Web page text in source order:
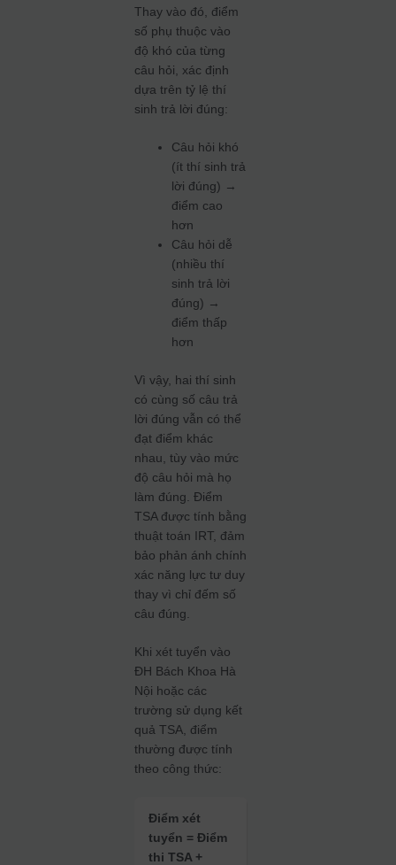
Thay vào đó, điểm
số phụ thuộc vào
độ khó của từng
câu hỏi, xác định
dựa trên tỷ lệ thí
sinh trả lời đúng:
Câu hỏi khó
(ít thí sinh trả
lời đúng) →
điểm cao
hơn
Câu hỏi dễ
(nhiều thí
sinh trả lời
đúng) →
điểm thấp
hơn
Vì vậy, hai thí sinh
có cùng số câu trả
lời đúng vẫn có thể
đạt điểm khác
nhau, tùy vào mức
độ câu hỏi mà họ
làm đúng. Điểm
TSA được tính bằng
thuật toán IRT, đảm
bảo phản ánh chính
xác năng lực tư duy
thay vì chỉ đếm số
câu đúng.
Khi xét tuyển vào
ĐH Bách Khoa Hà
Nội hoặc các
trường sử dụng kết
quả TSA, điểm
thường được tính
theo công thức:
Điểm xét
tuyển = Điểm
thi TSA +